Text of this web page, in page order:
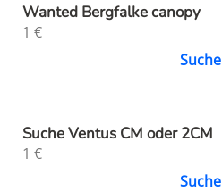
Wanted Bergfalke canopy
1 €
Suche
Suche Ventus CM oder 2CM
1 €
Suche